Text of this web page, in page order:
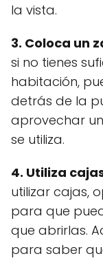
la vista.
3. Coloca un
si no tienes
habitación,
detrás de la
aprovechar
se utiliza.
4. Utiliza
utilizar cajas,
para que
que abrirlas.
para saber